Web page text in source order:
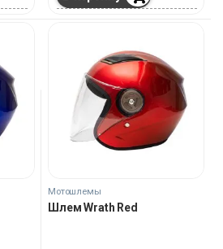
Мотошлемы
Шлем Wrath Red